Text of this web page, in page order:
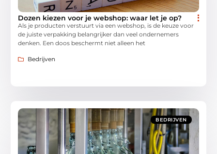
Dozen kiezen voor je webshop: waar let je op?
Als je producten verstuurt via een webshop, is de keuze voor
de juiste verpakking belangrijker dan veel ondernemers
denken. Een doos beschermt niet alleen het
Bedrijven
BEDRIJVEN